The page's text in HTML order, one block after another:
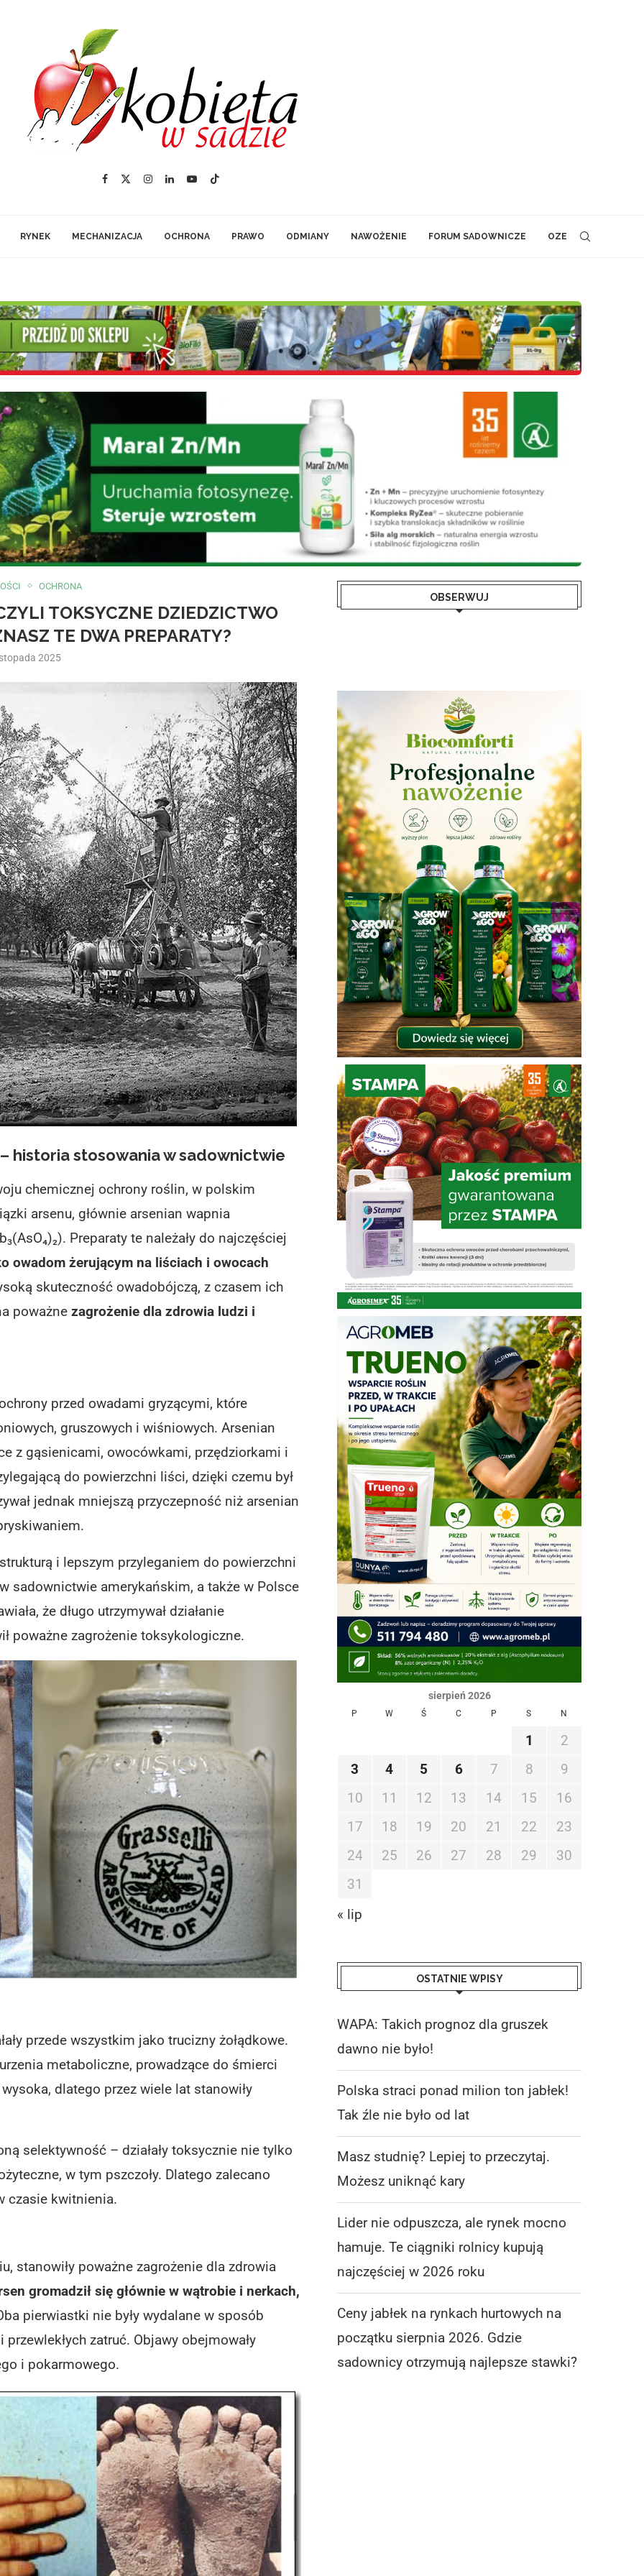
RYNEK MECHANIZACJA OCHRONA PRAWO ODMIANY NAWOŻENIE FORUM SADOWNICZE OZE
OCHRONA
TOKSYCZNE DZIEDZICTWO
TE DWA PREPARATY?
2025
historia stosowania w sadownictwie
chemicznej ochrony roślin, w polskim
arsenu, głównie arsenian wapnia
. Preparaty te należały do najczęściej
owadom żerującym na liściach i owocach
skuteczność owadobójczą, z czasem ich
poważne zagrożenie dla zdrowia ludzi i
przed owadami gryzącymi, które
gruszowych i wiśniowych. Arsenian
z gąsienicami, owocówkami, przędziorkami i
do powierzchni liści, dzięki czemu był
jednak mniejszą przyczepność niż arsenian
i lepszym przyleganiem do powierzchni
sadownictwie amerykańskim, a także w Polsce
że długo utrzymywał działanie
poważne zagrożenie toksykologiczne.
przede wszystkim jako trucizny żołądkowe.
metaboliczne, prowadzące do śmierci
dlatego przez wiele lat stanowiły
selektywność – działały toksycznie nie tylko
w tym pszczoły. Dlatego zalecano
czasie kwitnienia.
stanowiły poważne zagrożenie dla zdrowia
gromadził się głównie w wątrobie i nerkach,
pierwiastki nie były wydalane w sposób
przewlekłych zatruć. Objawy obejmowały
i pokarmowego.
OBSERWUJ
sierpień 2026
P W Ś C P S N
1
2
3
4 5 6 7 8
9
10
11 12 13 14 15
16
17
18 19 20 21 22
23
24
25 26 27 28 29
30
31
« lip
OSTATNIE WPISY
WAPA: Takich prognoz dla gruszek
dawno nie było!
Polska straci ponad milion ton jabłek!
Tak źle nie było od lat
Masz studnię? Lepiej to przeczytaj.
Możesz uniknąć kary
Lider nie odpuszcza, ale rynek mocno
hamuje. Te ciągniki rolnicy kupują
najczęściej w 2026 roku
Ceny jabłek na rynkach hurtowych na
początku sierpnia 2026. Gdzie
sadownicy otrzymują najlepsze stawki?